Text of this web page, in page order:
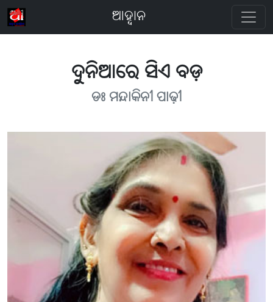
ଆହ୍ବାନ
ଦୁନିଆରେ ସିଏ ବଡ଼
ଡଃ ମନ୍ଦାକିନୀ ପାଢ଼ୀ